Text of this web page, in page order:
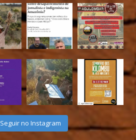
Seguir no Instagram